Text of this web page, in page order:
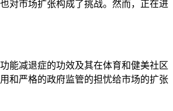
对市场扩张构成了挑战。然而，正在进
能减退症的功效及其在体育和健美社区
和严格的政府监管的担忧给市场的扩张